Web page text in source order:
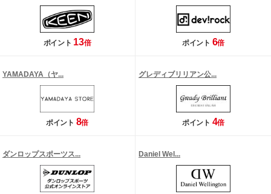
ポイント 13倍 ポイント 6倍
YAMADAYA（ヤ...
ポイント 8倍
グレディブリリアン公...
ポイント 4倍
ダンロップスポーツス... Daniel Wel...